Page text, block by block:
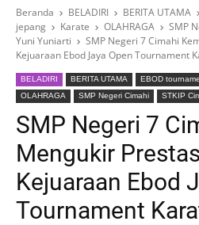
Beranda BELADIRI BERITA UTAMA
jepang
Karate OLAHRAGA SMP
Yuni Yuniarti
SMP Negeri 7 Cimahi
Kejuaraan Ebod Jaya Open Tournament
BELADIRI BERITA UTAMA EBOD
OLAHRAGA
SMP Negeri Cimahi STKIP
SMP Negeri 7
Mengukir
Kejuaraan Ebod
Tournament